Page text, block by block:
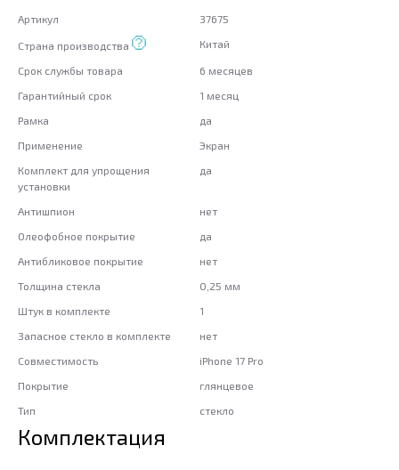
Артикул 37675
Страна производства Китай
Срок службы товара
6 месяцев
Гарантийный срок
1 месяц
Рамка
да
Применение
Экран
Комплект для упрощения
установки
да
Антишпион
нет
Олеофобное покрытие
да
Антибликовое покрытие
нет
Толщина стекла
0,25 мм
Штук в комплекте
1
Запасное стекло в комплекте
нет
Совместимость
iPhone 17 Pro
Покрытие
глянцевое
Тип
стекло
Комплектация